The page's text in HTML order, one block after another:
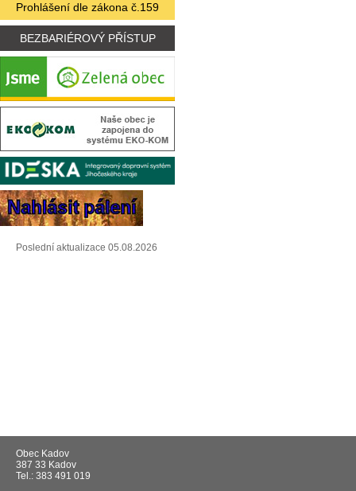
Prohlášení dle zákona č.159
BEZBARIÉROVÝ PŘÍSTUP
Poslední aktualizace 05.08.2026
Obec Kadov
387 33 Kadov
Tel.: 383 491 019